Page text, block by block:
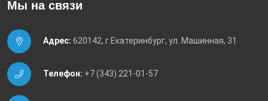
Мы на связи
Адрес: 620142, г.Екатеринбург, ул. Машинная, 31
Телефон: +7 (343) 221-01-57